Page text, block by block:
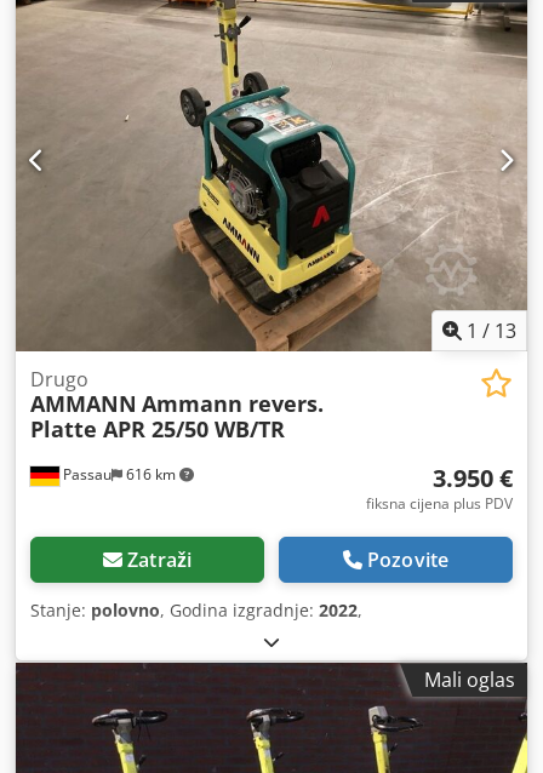
1 / 13
Passau 616 km
Drugo
AMMANN Ammann revers.
Platte APR 25/50 WB/TR
3.950 €
fiksna cijena plus PDV
Zatraži Pozovite
Stanje: polovno, Godina izgradnje: 2022,
Mali oglas